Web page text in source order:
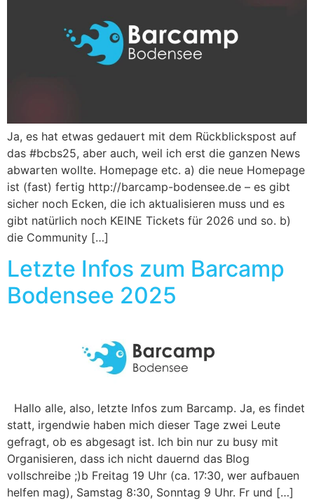
Ja, es hat etwas gedauert mit dem Rückblickspost auf
das #bcbs25, aber auch, weil ich erst die ganzen News
abwarten wollte. Homepage etc. a) die neue Homepage
ist (fast) fertig http://barcamp-bodensee.de – es gibt
sicher noch Ecken, die ich aktualisieren muss und es
gibt natürlich noch KEINE Tickets für 2026 und so. b)
die Community […]
Letzte Infos zum Barcamp
Bodensee 2025
Hallo alle, also, letzte Infos zum Barcamp. Ja, es findet
statt, irgendwie haben mich dieser Tage zwei Leute
gefragt, ob es abgesagt ist. Ich bin nur zu busy mit
Organisieren, dass ich nicht dauernd das Blog
vollschreibe ;)b Freitag 19 Uhr (ca. 17:30, wer aufbauen
helfen mag), Samstag 8:30, Sonntag 9 Uhr. Fr und […]